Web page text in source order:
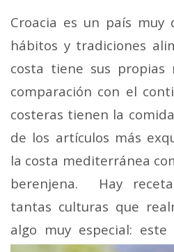
Croacia es un país muy
hábitos y tradiciones
costa tiene sus propias
comparación con el
costeras tienen la
de los artículos más
la costa mediterránea
berenjena. Hay
tantas culturas que
algo muy especial: